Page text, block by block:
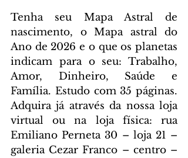
Tenha seu Mapa Astral de
nascimento, o Mapa astral do
Ano de 2026 e o que os planetas
indicam para o seu: Trabalho,
Amor, Dinheiro, Saúde e
Família. Estudo com 35 páginas.
Adquira já através da nossa loja
virtual ou na loja física: rua
Emiliano Perneta 30 – loja 21 –
galeria Cezar Franco – centro –